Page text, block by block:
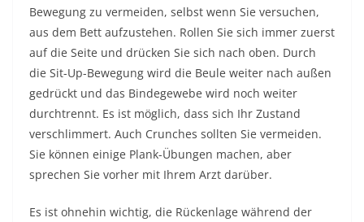
Bewegung zu vermeiden, selbst wenn Sie versuchen,
aus dem Bett aufzustehen. Rollen Sie sich immer zuerst
auf die Seite und drücken Sie sich nach oben. Durch
die Sit-Up-Bewegung wird die Beule weiter nach außen
gedrückt und das Bindegewebe wird noch weiter
durchtrennt. Es ist möglich, dass sich Ihr Zustand
verschlimmert. Auch Crunches sollten Sie vermeiden.
Sie können einige Plank-Übungen machen, aber
sprechen Sie vorher mit Ihrem Arzt darüber.
Es ist ohnehin wichtig, die Rückenlage während der